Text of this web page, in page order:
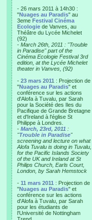
- 26 mars 2011 à 14h30 :
"Nuages au Paradis" au
3eme Festival Cinéma
Ecologie de Vanves, au
Théâtre du Lycée Michelet
(92)
- March 26th, 2011 : "Trouble
in Paradise" part of the
Cinéma Ecologie Festival 3rd
edition, at the Lycée Michelet
theater in Vanves, (92)
- 23 mars 2011 : Projection de
"Nuages au Paradis" et
conférence sur les actions
d'Alofa à Tuvalu, par Sarah
pour la Société des Iles du
Pacifique de Grande Bretagne
et d'Ireland à l'église St
Philippe à Londres.
- March, 23rd, 2011 :
"Trouble in Paradise"
screening and lecture on what
Alofa Tuvalu is doing in Tuvalu,
for the Pacific Islands Society
of the UK and Ireland at St
Philips Church, Earls Court,
London, by Sarah Hemstock
- 11 mars 2011 : Projection de
"Nuages au Paradis" et
conférence sur les actions
d'Alofa à Tuvalu, par Sarah
pour les étudiants de
l'Université de Nottingham